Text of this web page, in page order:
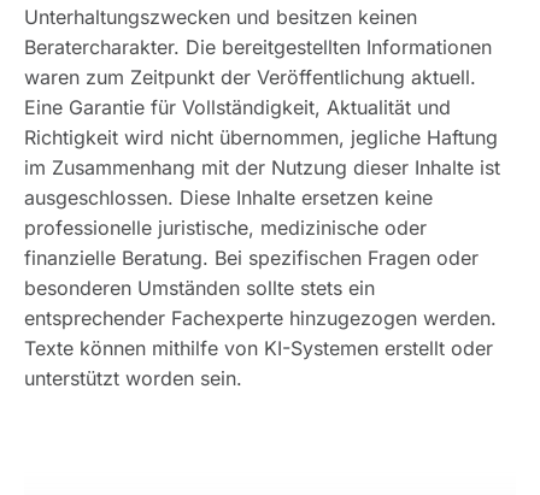
Unterhaltungszwecken und besitzen keinen
Beratercharakter. Die bereitgestellten Informationen
waren zum Zeitpunkt der Veröffentlichung aktuell.
Eine Garantie für Vollständigkeit, Aktualität und
Richtigkeit wird nicht übernommen, jegliche Haftung
im Zusammenhang mit der Nutzung dieser Inhalte ist
ausgeschlossen. Diese Inhalte ersetzen keine
professionelle juristische, medizinische oder
finanzielle Beratung. Bei spezifischen Fragen oder
besonderen Umständen sollte stets ein
entsprechender Fachexperte hinzugezogen werden.
Texte können mithilfe von KI-Systemen erstellt oder
unterstützt worden sein.